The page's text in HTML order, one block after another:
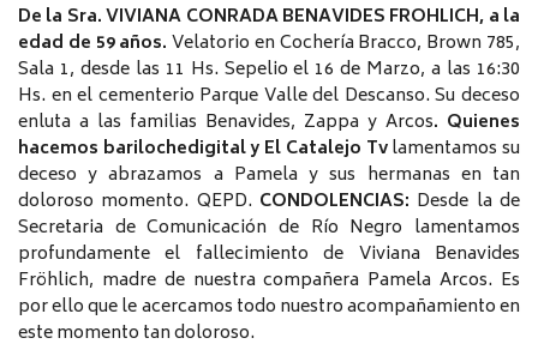
De la Sra. VIVIANA CONRADA BENAVIDES FROHLICH, a la
edad de 59 años.Velatorio en Cochería Bracco, Brown 785,
Sala 1, desde las 11 Hs. Sepelio el 16 de Marzo, a las 16:30
Hs. en el cementerio Parque Valle del Descanso. Su deceso
enluta a las familias Benavides, Zappa y Arcos. Quienes
hacemos barilochedigital y El Catalejo Tvlamentamos su
deceso y abrazamos a Pamela y sus hermanas en tan
doloroso momento. QEPD. CONDOLENCIAS: Desde la de
Secretaria de Comunicación de Río Negro lamentamos
profundamente el fallecimiento de Viviana Benavides
Fröhlich, madre de nuestra compañera Pamela Arcos. Es
por ello que le acercamos todo nuestro acompañamiento en
este momento tan doloroso.